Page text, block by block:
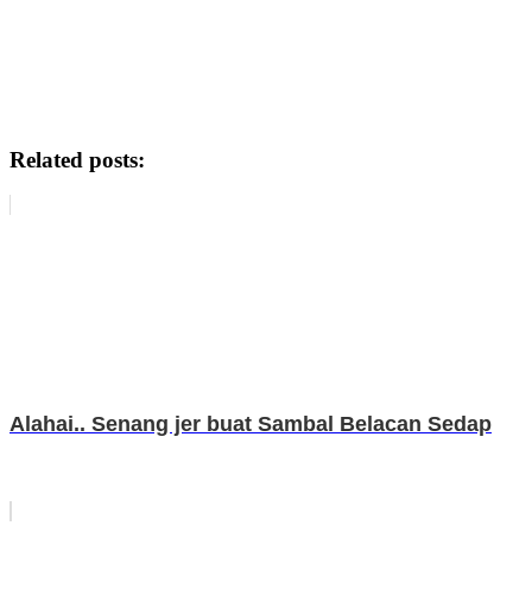
Related posts:
Alahai.. Senang jer buat Sambal Belacan Sedap